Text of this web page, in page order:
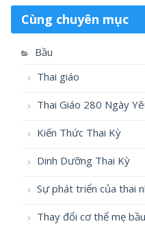
Cùng chuyên mục
Bầu
Thai giáo
Thai Giáo 280 Ngày
Kiến Thức Thai Kỳ
Dinh Dưỡng Thai Kỳ
Sự phát triển của thai
Thay đổi cơ thể mẹ